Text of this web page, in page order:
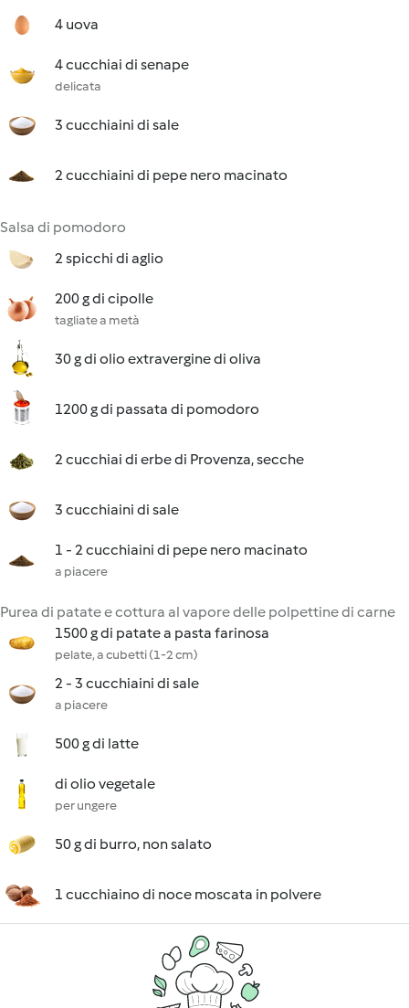
4 uova
4 cucchiai di senape
delicata
3 cucchiaini di sale
2 cucchiaini di pepe nero macinato
Salsa di pomodoro
2 spicchi di aglio
200 g di cipolle
tagliate a metà
30 g di olio extravergine di oliva
1200 g di passata di pomodoro
2 cucchiai di erbe di Provenza, secche
3 cucchiaini di sale
1 - 2 cucchiaini di pepe nero macinato
a piacere
Purea di patate e cottura al vapore delle polpettine di carne
1500 g di patate a pasta farinosa
pelate, a cubetti (1-2 cm)
2 - 3 cucchiaini di sale
a piacere
500 g di latte
di olio vegetale
per ungere
50 g di burro, non salato
1 cucchiaino di noce moscata in polvere